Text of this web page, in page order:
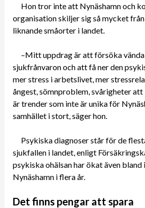
Hon tror inte att Nynäshamn och
organisation skiljer sig så mycket
liknande småorter i landet.
–Mitt uppdrag är att försöka
sjukfrånvaron och att få ner den
mer stress i arbetslivet, mer
ångest, sömnproblem, svårigheter
är trender som inte är unika för
samhället i stort, säger hon.
Psykiska diagnoser står för de
sjukfallen i landet, enligt
psykiska ohälsan har ökat även bland
Nynäshamn i flera år.
Det finns pengar att spara